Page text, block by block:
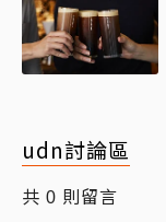
udn討論區
共 0 則留言